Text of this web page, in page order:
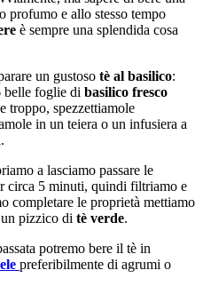
profumo e allo stesso tempo
è sempre una splendida cosa
un gustoso tè al basilico:
belle foglie di basilico fresco
troppo, spezzettiamole
in un teiera o un infusiera a
a lasciamo passare le
circa 5 minuti, quindi filtriamo e
completare le proprietà mettiamo
pizzico di tè verde.
potremo bere il tè in
preferibilmente di agrumi o